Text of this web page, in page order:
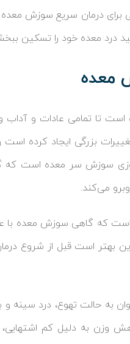
برای درمان سریع سوزش
درد معده خود را تسکین
معده
تا تمامی عادات و آداب
بزرگی ایجاد کرده
سوزش سر معده است
می‌کند.
است که گاهی سوزش معده با
بهتر است قبل از شروع
به حالت تهوع، درد سینه
وزن به دلیل کم